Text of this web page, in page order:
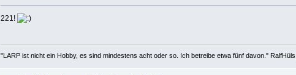
221!
"LARP ist nicht ein Hobby, es sind mindestens acht oder so. Ich betreibe etwa fünf davon." RalfHüls,